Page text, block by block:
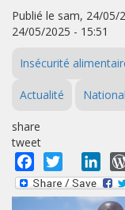
Publié le sam, 24/
24/05/2025 - 15:51
Insécurité
Actualité National
share
tweet
Facebook
Twitter